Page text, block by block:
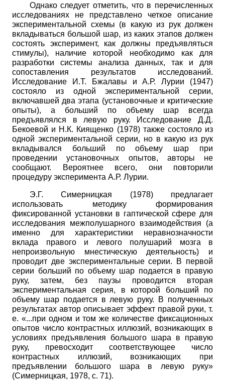
Однако следует отметить, что в перечисленных
исследованиях не представлено четкое описание
экспериментальной схемы (в какую из рук должен
вкладываться большой шар, из каких этапов должен
состоять эксперимент, как должны предъявляться
стимулы), наличие которой необходимо как для
разработки системы анализа данных, так и для
сопоставления результатов исследований.
Исследование И.Т. Бжалавы и А.Р. Лурии (1947)
состояло из одной экспериментальной серии,
включавшей два этапа (установочные и критические
опыты), а больший по объему шар всегда
предъявлялся в левую руку. Исследование Д.Д.
Бекоевой и Н.К. Киященко (1978) также состояло из
одной экспериментальной серии, но в какую из рук
вкладывался больший по объему шар при
проведении установочных опытов, авторы не
сообщают. Вероятнее всего, они повторили
процедуру эксперимента А.Р. Лурии.
Э.Г. Симерницкая (1978) предлагает
использовать методику формирования
фиксированной установки в гаптической сфере для
исследования межполушарного взаимодействия (а
именно для характеристики неравнозначности
вклада правого и левого полушарий мозга в
непроизвольную мнестическую деятельность) и
проводит две экспериментальные серии. В первой
серии больший по объему шар подается в правую
руку, затем, без паузы проводится вторая
экспериментальная серия, в которой больший по
объему шар подается в левую руку. В полученных
результатах автор описывает эффект правой руки, т.
е. «...при одном и том же количестве фиксационных
опытов число контрастных иллюзий, возникающих в
условиях предъявления большого шара в правую
руку, превосходит соответствующее число
контрастных иллюзий, возникающих при
предъявлении большого шара в левую руку»
(Симерницкая, 1978, с. 71).